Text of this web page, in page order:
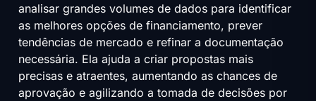
analisar grandes volumes de dados para identificar
as melhores opções de financiamento, prever
tendências de mercado e refinar a documentação
necessária. Ela ajuda a criar propostas mais
precisas e atraentes, aumentando as chances de
aprovação e agilizando a tomada de decisões por